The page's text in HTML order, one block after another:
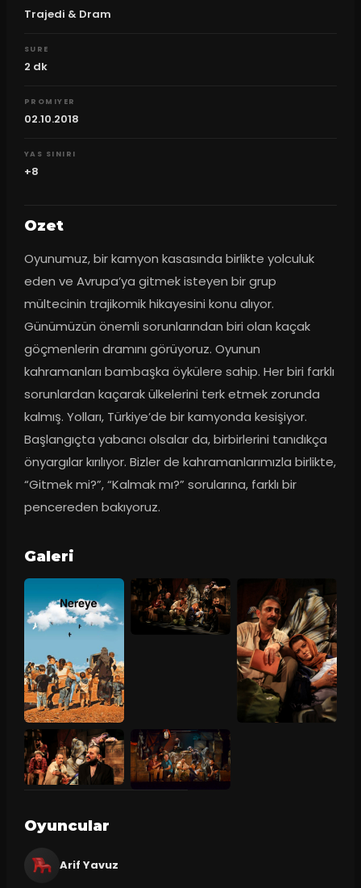
Trajedi & Dram
SURE
2 dk
PROMIYER
02.10.2018
YAS SINIRI
+8
Ozet
Oyunumuz, bir kamyon kasasında birlikte yolculuk
eden ve Avrupa’ya gitmek isteyen bir grup
mültecinin trajikomik hikayesini konu alıyor.
Günümüzün önemli sorunlarından biri olan kaçak
göçmenlerin dramını görüyoruz. Oyunun
kahramanları bambaşka öykülere sahip. Her biri farklı
sorunlardan kaçarak ülkelerini terk etmek zorunda
kalmış. Yolları, Türkiye’de bir kamyonda kesişiyor.
Başlangıçta yabancı olsalar da, birbirlerini tanıdıkça
önyargılar kırılıyor. Bizler de kahramanlarımızla birlikte,
“Gitmek mi?”, “Kalmak mı?” sorularına, farklı bir
pencereden bakıyoruz.
Galeri
Oyuncular
Arif Yavuz